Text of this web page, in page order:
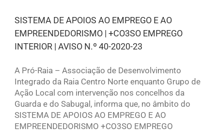
SISTEMA DE APOIOS AO EMPREGO E AO
EMPREENDEDORISMO | +CO3SO EMPREGO
INTERIOR | AVISO N.º 40-2020-23
A Pró-Raia – Associação de Desenvolvimento
Integrado da Raia Centro Norte enquanto Grupo de
Ação Local com intervenção nos concelhos da
Guarda e do Sabugal, informa que, no âmbito do
SISTEMA DE APOIOS AO EMPREGO E AO
EMPREENDEDORISMO +CO3SO EMPREGO